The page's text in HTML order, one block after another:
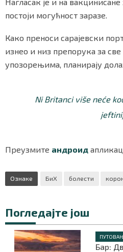
постоји могућност заразе.
Како преноси сарајевски
изнео и низ препорука за све
упозорењима, планирају
Ni Britanci više neće
Преузмите андроид
Ознаке БиХ болести
Погледајте још
Бар:
СПОРТ
Маркетинг|Услови